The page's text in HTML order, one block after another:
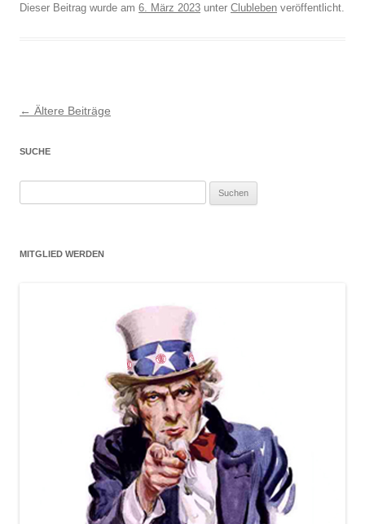
Dieser Beitrag wurde am 6. März 2023 unter Clubleben veröffentlicht.
Beitragsnavigation
← Ältere Beiträge
SUCHE
nach:
MITGLIED WERDEN